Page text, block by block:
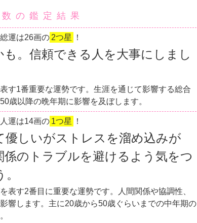
の鑑定結果
運は26画の 2つ星 ！
も。信頼できる人を大事にしまし
す1番重要な運勢です。生涯を通じて影響する総合
歳以降の晩年期に影響を及ぼします。
運は14画の 1つ星 ！
優しいがストレスを溜め込みが
係のトラブルを避けるよう気をつ
表す2番目に重要な運勢です。人間関係や協調性、
響します。主に20歳から50歳ぐらいまでの中年期の